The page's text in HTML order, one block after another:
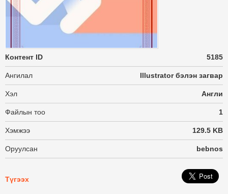
Контент ID 5185
Ангилал Illustrator бэлэн загвар
Хэл Англи
Файлын тоо 1
Хэмжээ 129.5 KB
Оруулсан bebnos
Түгээх